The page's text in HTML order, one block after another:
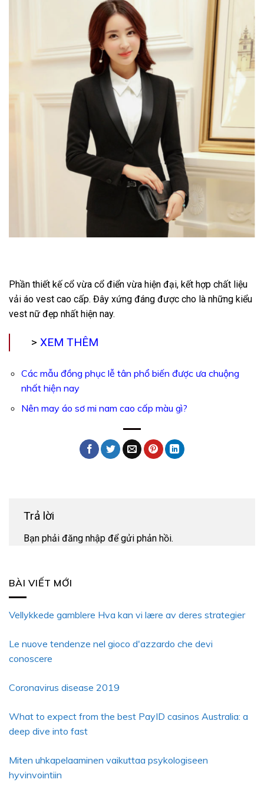
BÀI VIẾT MỚI
Vellykkede gamblere Hva kan vi lære av deres strategier
Le nuove tendenze nel gioco d'azzardo che devi
conoscere
Coronavirus disease 2019
What to expect from the best PayID casinos Australia: a
deep dive into fast
Miten uhkapelaaminen vaikuttaa psykologiseen
hyvinvointiin
Phần thiết kế cổ vừa cổ điển vừa hiện đại, kết hợp chất liệu
vải áo vest cao cấp. Đây xứng đáng được cho là những kiểu
vest nữ đẹp nhất hiện nay.
> XEM THÊM
Các mẫu đồng phục lễ tân phổ biến được ưa chuộng
nhất hiện nay
Nên may áo sơ mi nam cao cấp màu gì?
Trả lời
Bạn phải đăng nhập để gửi phản hồi.